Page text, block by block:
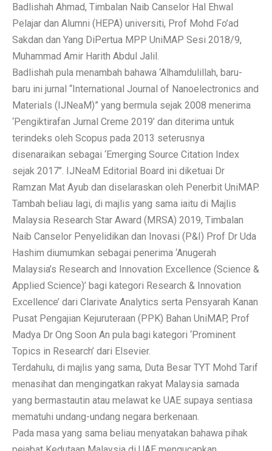
Badlishah Ahmad, Timbalan Naib Canselor Hal Ehwal
Pelajar dan Alumni (HEPA) universiti, Prof Mohd Fo’ad
Sakdan dan Yang DiPertua MPP UniMAP Sesi 2018/9,
Muhammad Amir Harith Abdul Jalil.
Badlishah pula menambah bahawa ‘Alhamdulillah, baru-
baru ini jurnal “International Journal of Nanoelectronics and
Materials (IJNeaM)” yang bermula sejak 2008 menerima
‘Pengiktirafan Jurnal Creme 2019’ dan diterima untuk
terindeks oleh Scopus pada 2013 seterusnya
disenaraikan sebagai ‘Emerging Source Citation Index
sejak 2017’’. IJNeaM Editorial Board ini diketuai Dr
Ramzan Mat Ayub dan diselaraskan oleh Penerbit UniMAP.
Tambah beliau lagi, di majlis yang sama iaitu di Majlis
Malaysia Research Star Award (MRSA) 2019, Timbalan
Naib Canselor Penyelidikan dan Inovasi (P&I) Prof Dr Uda
Hashim diumumkan sebagai penerima ‘Anugerah
Malaysia’s Research and Innovation Excellence (Science &
Applied Science)’ bagi kategori Research & Innovation
Excellence’ dari Clarivate Analytics serta Pensyarah Kanan
Pusat Pengajian Kejuruteraan (PPK) Bahan UniMAP, Prof
Madya Dr Ong Soon An pula bagi kategori ‘Prominent
Topics in Research’ dari Elsevier.
Terdahulu, di majlis yang sama, Duta Besar TYT Mohd Tarif
menasihat dan mengingatkan rakyat Malaysia samada
yang bermastautin atau melawat ke UAE supaya sentiasa
mematuhi undang-undang negara berkenaan.
Pada masa yang sama beliau menyatakan bahawa pihak